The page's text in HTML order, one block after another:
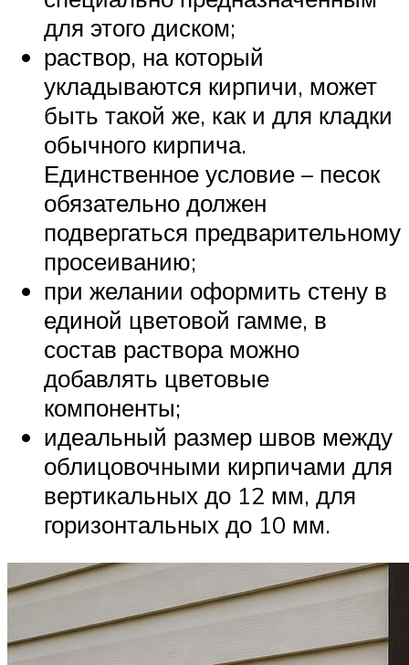
для этого диском;
раствор, на который
укладываются кирпичи, может
быть такой же, как и для кладки
обычного кирпича.
Единственное условие – песок
обязательно должен
подвергаться предварительному
просеиванию;
при желании оформить стену в
единой цветовой гамме, в
состав раствора можно
добавлять цветовые
компоненты;
идеальный размер швов между
облицовочными кирпичами для
вертикальных до 12 мм, для
горизонтальных до 10 мм.